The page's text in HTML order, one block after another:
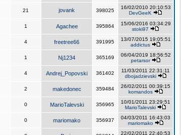
21 jovank 398025
16/02/2010 20:10:53
DevGeeK
1 Agachee 395864
15/06/2016 03:34:29
stoki97
4 freetree66 391995
13/07/2015 19:05:51
addictus
1 Nj1234 365169
06/04/2019 18:56:52
petarsor
4 Andrej_Popovski 361402
11/03/2011 22:31:11
dbojadzievski
2 makedonec 359484
26/02/2011 00:39:15
komandos
0 MarioTalevski 356965
10/01/2011 23:29:51
MarioTalevski
0 mariomako 356937
04/03/2011 16:43:03
mariomako
22/02/2011 22:40:53